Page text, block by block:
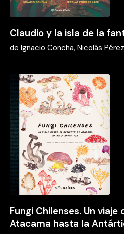
Claudio y la isla de la
de Ignacio Concha, Nicolás
Fungi Chilenses. Un
Atacama hasta la